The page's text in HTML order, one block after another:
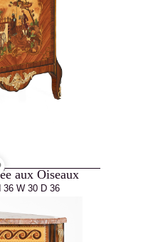
aux Oiseaux
36 W 30 D 36